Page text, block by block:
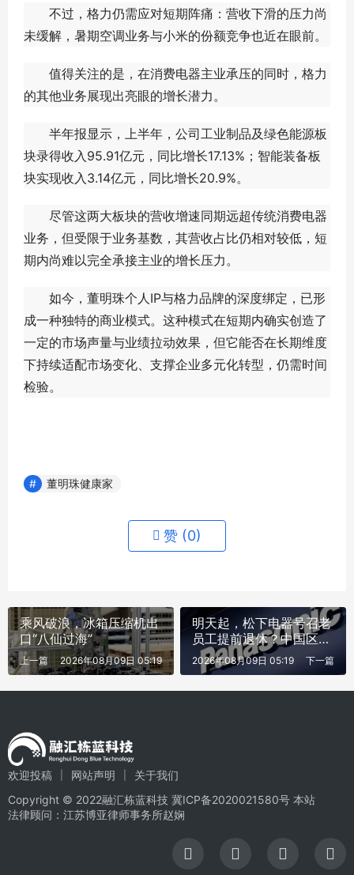
不过，格力仍需应对短期阵痛：营收下滑的压力尚
未缓解，暑期空调业务与小米的份额竞争也近在眼前。
值得关注的是，在消费电器主业承压的同时，格力
的其他业务展现出亮眼的增长潜力。
半年报显示，上半年，公司工业制品及绿色能源板
块录得收入95.91亿元，同比增长17.13%；智能装备板
块实现收入3.14亿元，同比增长20.9%。
尽管这两大板块的营收增速同期远超传统消费电器
业务，但受限于业务基数，其营收占比仍相对较低，短
期内尚难以完全承接主业的增长压力。
如今，董明珠个人IP与格力品牌的深度绑定，已形
成一种独特的商业模式。这种模式在短期内确实创造了
一定的市场声量与业绩拉动效果，但它能否在长期维度
下持续适配市场变化、支撑企业多元化转型，仍需时间
检验。
董明珠健康家
赞 (0)
乘风破浪，冰箱压缩机出
口“八仙过海”
上一篇 2026年08月09日 05:19
明天起，松下电器号召老
员工提前退休？中国区最
新回应
下一篇
2026年08月09日 05:19
欢迎投稿 网站声明
关于我们
Copyright © 2022融汇栋蓝科技 冀ICP备2020021580号 本站
法律顾问：江苏博亚律师事务所赵娴